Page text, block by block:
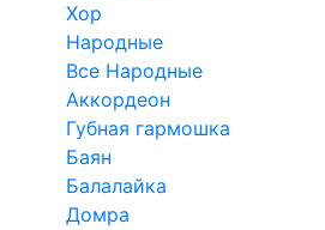
Хор
Народные
Все Народные
Аккордеон
Губная гармошка
Баян
Балалайка
Домра